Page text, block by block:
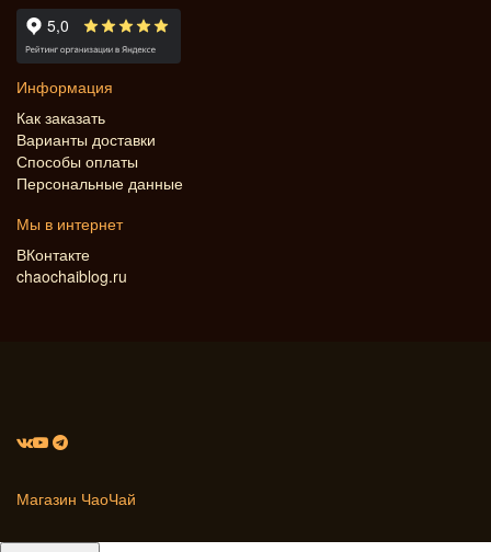
Информация
Как заказать
Варианты доставки
Способы оплаты
Персональные данные
Мы в интернет
ВКонтакте
chaochaiblog.ru
Магазин ЧаоЧай